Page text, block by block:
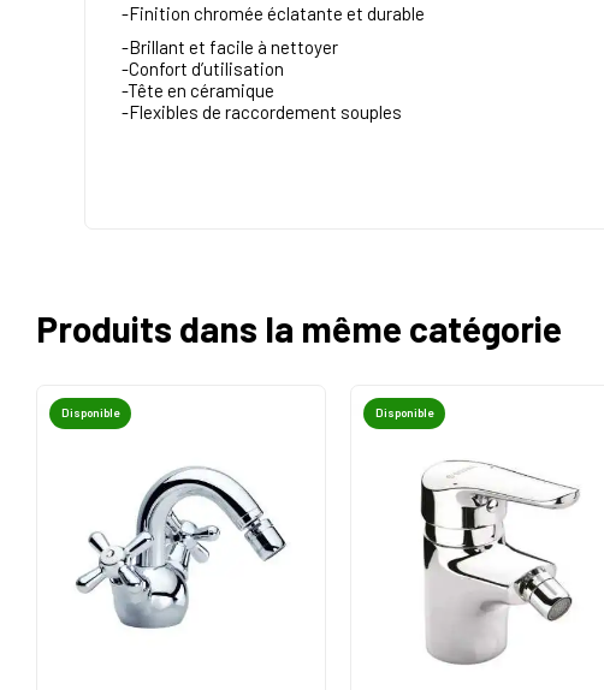
-Finition chromée éclatante et durable
-Brillant et facile à nettoyer
-Confort d’utilisation
-Tête en céramique
-Flexibles de raccordement souples
Produits dans la même catégorie
Disponible Disponible